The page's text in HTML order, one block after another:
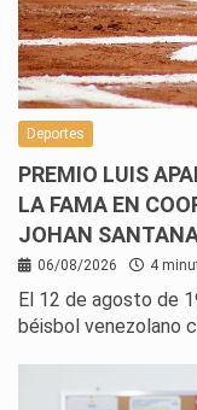
Deportes
PREMIO LUIS
LA FAMA EN
JOHAN
06/08/2026 4
El 12 de agosto de
béisbol venezolano